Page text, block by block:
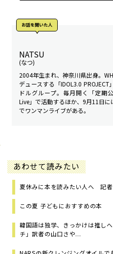
お話を聞いた人
NATSU
(なつ)
2004年生まれ、神奈川県出身。
デュースする「IDOL3.0
ドルグループ。毎月開く「定期
Live」で活動するほか、9月11日に
でワンマンライブがある。
あわせて読みたい
夏休みに本を読みたい人へ 記
この夏 子どもにおすすめの本
韓国語は独学、きっかけは推し
チ」訳者の山口さや...